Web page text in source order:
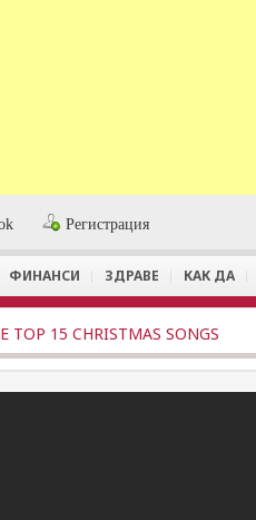
Регистрация
ФИНАНСИ ЗДРАВЕ КАК ДА
TOP 15 CHRISTMAS SONGS